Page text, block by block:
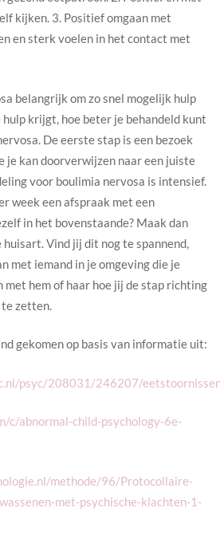
kijken. 3. Positief omgaan met
en sterk voelen in het contact met
belangrijk om zo snel mogelijk hulp
krijgt, hoe beter je behandeld kunt
De eerste stap is een bezoek
je kan doorverwijzen naar een juiste
voor boulimia nervosa is intensief.
week een afspraak met een
in het bovenstaande? Maak dan
Vind jij dit nog te spannend,
met iemand in je omgeving die je
hem of haar hoe jij de stap richting
zetten.
gekomen op basis van informatie uit:
psyc/208031/246207/
c/abnormal-child-psychology-6e-
methode/96/Protocollaire-
met-psychische-klachten-1-